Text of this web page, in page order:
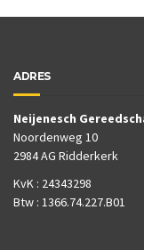
ADRES
Neijenesch
Noordenweg 10
2984 AG Ridderkerk
KvK : 24343298
Btw : 1366.74.227.B01